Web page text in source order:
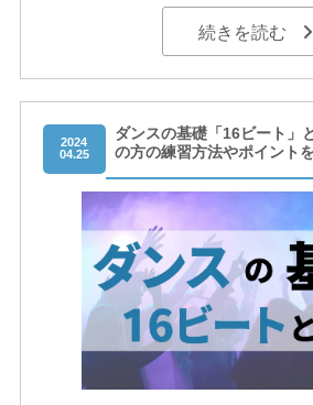
続きを読む
2024
04.25
ダンスの基礎「16ビート」
の方の練習方法やポイント